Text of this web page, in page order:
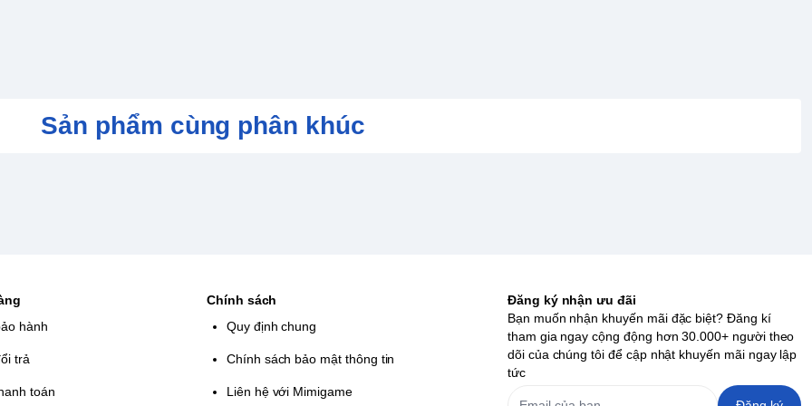
bao gồm Nấu ăn, Nghệ thuật, Kỹ thuật
độ Đặc biệt và thống trị hệ thống Tạo vật
Sản phẩm cùng phân khúc
hành
trả
toán
Chính sách
Quy định chung
Chính sách bảo mật thông tin
Liên hệ với Mimigame
Đăng ký nhận ưu đãi
Bạn muốn nhận khuyến mãi đặc biệt? Đăng kí
tham gia ngay cộng động hơn 30.000+ người theo
dõi của chúng tôi để cập nhật khuyến mãi ngay lập
tức